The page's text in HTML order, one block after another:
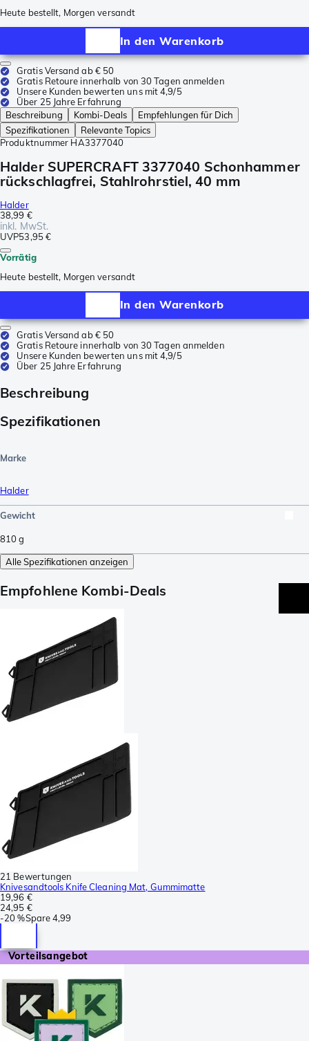
Heute bestellt, Morgen versandt
In den Warenkorb
Gratis Versand ab € 50
Gratis Retoure innerhalb von 30 Tagen anmelden
Unsere Kunden bewerten uns mit 4,9/5
Über 25 Jahre Erfahrung
Beschreibung
Kombi-Deals
Empfehlungen für Dich
Spezifikationen
Relevante Topics
Produktnummer HA3377040
Halder SUPERCRAFT 3377040 Schonhammer
rückschlagfrei, Stahlrohrstiel, 40 mm
Halder
38,99 €
inkl. MwSt.
UVP53,95 €
Vorrätig
Heute bestellt, Morgen versandt
In den Warenkorb
Gratis Versand ab € 50
Gratis Retoure innerhalb von 30 Tagen anmelden
Unsere Kunden bewerten uns mit 4,9/5
Über 25 Jahre Erfahrung
Beschreibung
Spezifikationen
Marke
Halder
Gewicht
810g
Alle Spezifikationen anzeigen
Empfohlene Kombi-Deals
21 Bewertungen
Knivesandtools Knife Cleaning Mat, Gummimatte
19,96 €
24,95 €
-20 %Spare4,99
Vorteilsangebot